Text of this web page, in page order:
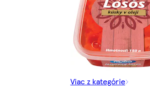
Viac z kategórie